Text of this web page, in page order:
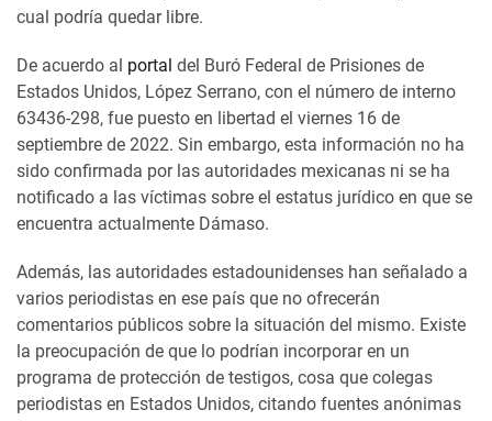
cual podría quedar libre.
De acuerdo al portal del Buró Federal de Prisiones de
Estados Unidos, López Serrano, con el número de interno
63436-298, fue puesto en libertad el viernes 16 de
septiembre de 2022. Sin embargo, esta información no ha
sido confirmada por las autoridades mexicanas ni se ha
notificado a las víctimas sobre el estatus jurídico en que se
encuentra actualmente Dámaso.
Además, las autoridades estadounidenses han señalado a
varios periodistas en ese país que no ofrecerán
comentarios públicos sobre la situación del mismo. Existe
la preocupación de que lo podrían incorporar en un
programa de protección de testigos, cosa que colegas
periodistas en Estados Unidos, citando fuentes anónimas